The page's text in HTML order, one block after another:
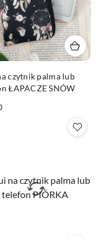
czytnik palma lub
ŁAPACZE SNÓW